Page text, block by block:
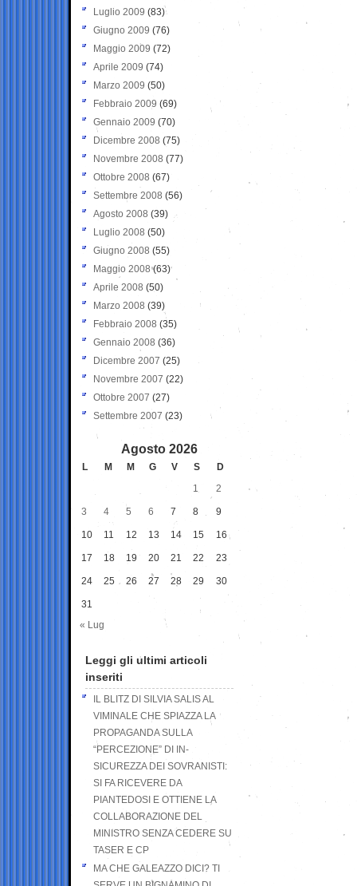
Luglio 2009 (83)
Giugno 2009 (76)
Maggio 2009 (72)
Aprile 2009 (74)
Marzo 2009 (50)
Febbraio 2009 (69)
Gennaio 2009 (70)
Dicembre 2008 (75)
Novembre 2008 (77)
Ottobre 2008 (67)
Settembre 2008 (56)
Agosto 2008 (39)
Luglio 2008 (50)
Giugno 2008 (55)
Maggio 2008(63)
Aprile 2008 (50)
Marzo 2008 (39)
Febbraio 2008 (35)
Gennaio 2008 (36)
Dicembre 2007 (25)
Novembre 2007 (22)
Ottobre 2007 (27)
Settembre 2007 (23)
Agosto 2026
L M M G V S
D
1
2
3 4 5 6 7 8 9
10 11 12 13 14 15 16
17 18 19 20 21 22 23
24 25 26 27 28 29 30
31
« Lug
Leggi gli ultimi articoli
inseriti
IL BLITZ DI SILVIA SALIS AL
VIMINALE CHE SPIAZZA LA
PROPAGANDA SULLA
“PERCEZIONE” DI IN-
SICUREZZA DEI SOVRANISTI:
SI FA RICEVERE DA
PIANTEDOSI E OTTIENE LA
COLLABORAZIONE DEL
MINISTRO SENZA CEDERE SU
TASER E CP
MA CHE GALEAZZO DICI? TI